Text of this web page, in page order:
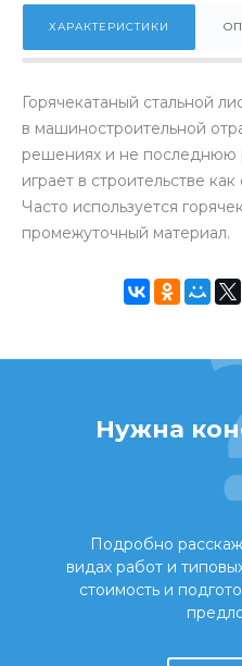
ХАРАКТЕРИСТИКИ
Горячекатаный стальной
в машиностроительной
решениях и не последнюю
играет в строительстве
Часто используется
промежуточный материал.
Нужна
Подробно
видах работ и
стоимость и